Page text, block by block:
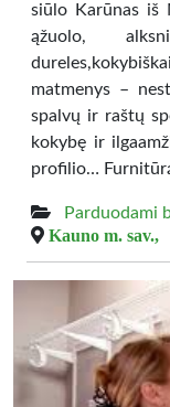
siūlo Karūnas iš
ąžuolo,
matmenys –
spalvų ir raštų
kokybę ir
profilio…
Parduodami
Kauno m. sav.,